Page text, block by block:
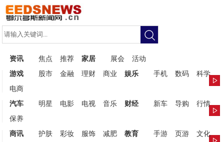
资讯 焦点 推荐 家居 展会
活动
游戏
股市 金融 理财 商业 娱乐 手机 数码
科学
电商
汽车
明星 电影 电视 音乐 财经 新车 导购
行情
保养
商讯
护肤 彩妆 服饰 减肥 教育 手游 页游
文化